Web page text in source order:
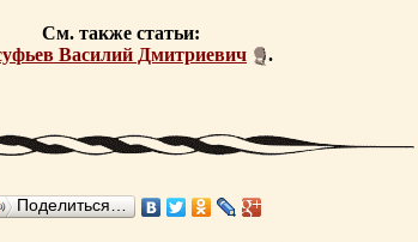
См. также статьи:
Василий Дмитриевич
.
Поделиться…